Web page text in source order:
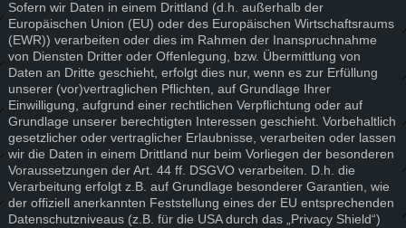
Sofern wir Daten in einem Drittland (d.h. außerhalb der
Europäischen Union (EU) oder des Europäischen Wirtschaftsraums
(EWR)) verarbeiten oder dies im Rahmen der Inanspruchnahme
von Diensten Dritter oder Offenlegung, bzw. Übermittlung von
Daten an Dritte geschieht, erfolgt dies nur, wenn es zur Erfüllung
unserer (vor)vertraglichen Pflichten, auf Grundlage Ihrer
Einwilligung, aufgrund einer rechtlichen Verpflichtung oder auf
Grundlage unserer berechtigten Interessen geschieht. Vorbehaltlich
gesetzlicher oder vertraglicher Erlaubnisse, verarbeiten oder lassen
wir die Daten in einem Drittland nur beim Vorliegen der besonderen
Voraussetzungen der Art. 44 ff. DSGVO verarbeiten. D.h. die
Verarbeitung erfolgt z.B. auf Grundlage besonderer Garantien, wie
der offiziell anerkannten Feststellung eines der EU entsprechenden
Datenschutzniveaus (z.B. für die USA durch das „Privacy Shield“)